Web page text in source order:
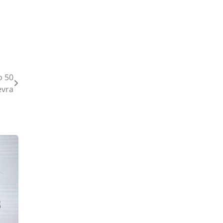
50